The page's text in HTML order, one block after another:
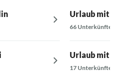
+ je 1 großes & 1
und wurde auf
eingezäunt,
mussten
Urlaub mit
66 Unterkünfte
Urlaub mit
17 Unterkünfte